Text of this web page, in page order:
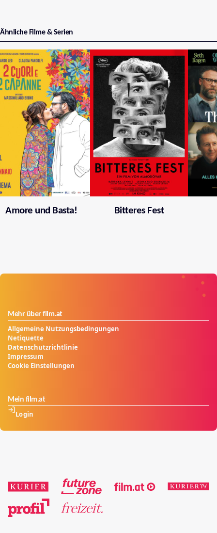
Ähnliche Filme & Serien
Amore und Basta! Bitteres Fest
Mehr über film.at
Allgemeine Nutzungsbedingungen
Netiquette
Datenschutzrichtlinie
Impressum
Cookie Einstellungen
Mein film.at
Login